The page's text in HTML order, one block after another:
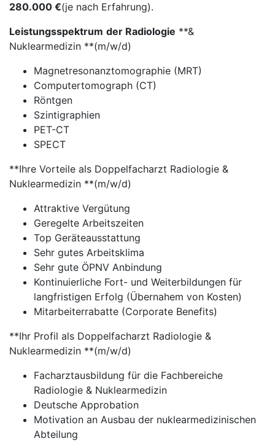
280.000 €(je nach Erfahrung).
Leistungsspektrum der Radiologie **&
Nuklearmedizin **(m/w/d)
Magnetresonanztomographie (MRT)
Computertomograph (CT)
Röntgen
Szintigraphien
PET-CT
SPECT
**Ihre Vorteile als Doppelfacharzt Radiologie &
Nuklearmedizin **(m/w/d)
Attraktive Vergütung
Geregelte Arbeitszeiten
Top Geräteausstattung
Sehr gutes Arbeitsklima
Sehr gute ÖPNV Anbindung
Kontinuierliche Fort- und Weiterbildungen für
langfristigen Erfolg (Übernahem von Kosten)
Mitarbeiterrabatte (Corporate Benefits)
**Ihr Profil als Doppelfacharzt Radiologie &
Nuklearmedizin **(m/w/d)
Facharztausbildung für die Fachbereiche
Radiologie & Nuklearmedizin
Deutsche Approbation
Motivation an Ausbau der nuklearmedizinischen
Abteilung